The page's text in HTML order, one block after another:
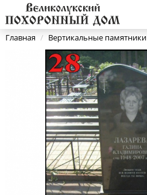
Главная / Вертикальные памятники